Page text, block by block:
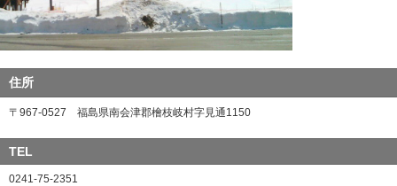
住所
〒967-0527 福島県南会津郡檜枝岐村字見通1150
TEL
0241-75-2351